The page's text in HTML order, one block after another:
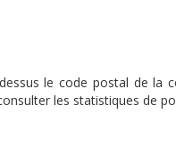
le code postal de
les statistiques de